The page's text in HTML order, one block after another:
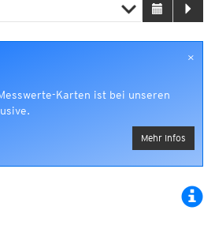
×
Karten ist bei unseren
Mehr Infos